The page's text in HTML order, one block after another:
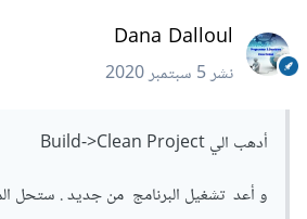
Dana Dalloul
نشر5 سبتمبر 2020
أدهب الي Build->Clean Project
و أعد تشغيل البرنامج من جديد . ستحل